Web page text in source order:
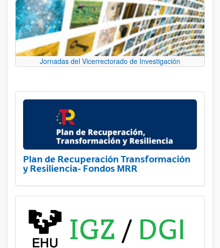
Jornadas del Vicerrectorado de Investigación
Plan de Recuperación Transformación
y Resiliencia- Fondos MRR